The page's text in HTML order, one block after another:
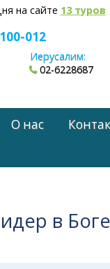
на сайте 13 туров
012
Иерусалим:
02-6228687
О нас
в